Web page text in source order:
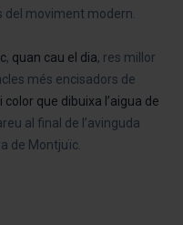
del moviment modern.
, quan cau el dia, res millor
més encisadors de
que dibuixa l’aigua de
al final de l’avinguda
de Montjuïc.